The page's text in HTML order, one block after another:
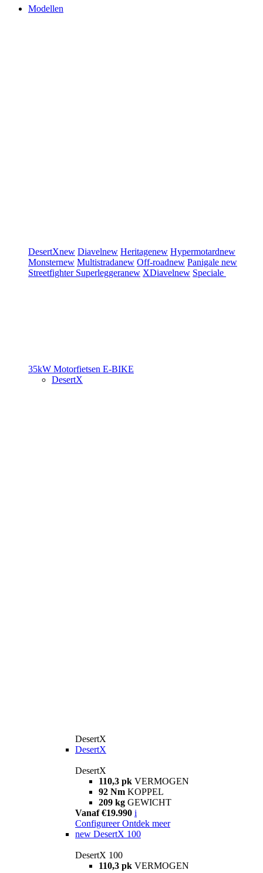
Modellen
DesertXnew Diavelnew Heritagenew Hypermotardnew
Monsternew Multistradanew Off-roadnew Panigale new
Streetfighter Superleggeranew XDiavelnew Speciale
35kW Motorfietsen E-BIKE
DesertX
DesertX
DesertX
DesertX
110,3 pk VERMOGEN
92 Nm KOPPEL
209 kg GEWICHT
Vanaf €19.990 i
Configureer Ontdek meer
new DesertX 100
DesertX 100
110,3 pk VERMOGEN